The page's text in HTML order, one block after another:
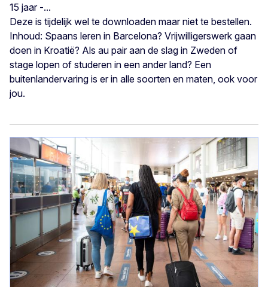
15 jaar -...
Deze is tijdelijk wel te downloaden maar niet te bestellen.
Inhoud: Spaans leren in Barcelona? Vrijwilligerswerk gaan
doen in Kroatië? Als au pair aan de slag in Zweden of
stage lopen of studeren in een ander land? Een
buitenlandervaring is er in alle soorten en maten, ook voor
jou.